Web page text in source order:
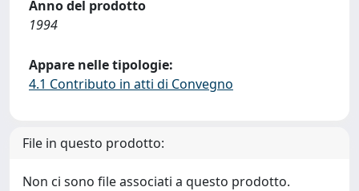
Anno del prodotto
1994
Appare nelle tipologie:
4.1 Contributo in atti di Convegno
File in questo prodotto:
Non ci sono file associati a questo prodotto.